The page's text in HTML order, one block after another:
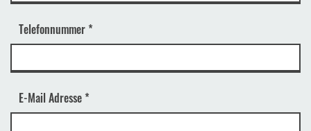
Telefonnummer*
E-Mail Adresse*